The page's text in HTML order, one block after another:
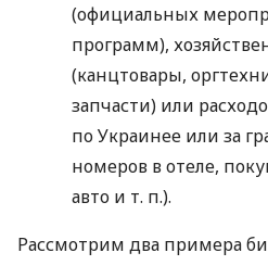
(официальных
программ),
(канцтовары,
запчасти) или
по Украинее или за
номеров в отеле,
авто и т. п.).
Рассмотрим два примера